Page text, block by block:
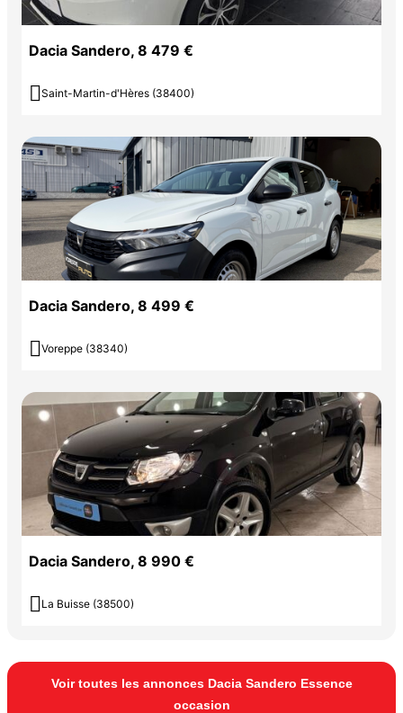
Dacia Sandero, 8 479 €
 Saint-Martin-d'Hères (38400)
Dacia Sandero, 8 499 €
 Voreppe (38340)
Dacia Sandero, 8 990 €
 La Buisse (38500)
Voir toutes les annonces Dacia Sandero Essence
occasion